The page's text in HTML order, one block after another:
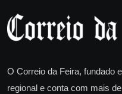
O Correio da Feira, fundado
regional e conta com mais